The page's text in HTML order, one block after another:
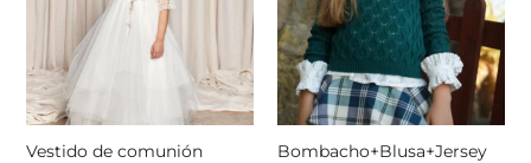
Vestido de comunión
variantes.
Las
opciones
se
pueden
elegirBombacho+Blusa+Jersey